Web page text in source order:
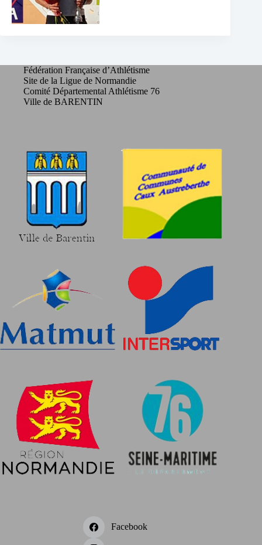
Fédération Française d’Athlétisme
Site de la Ligue de Normandie
Comité Départemental Athlétisme 76
Ville de BARENTIN
Facebook